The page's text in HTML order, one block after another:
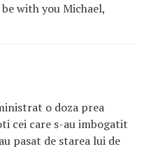
with you Michael,
o doza prea
cei care s-au imbogatit
pasat de starea lui de